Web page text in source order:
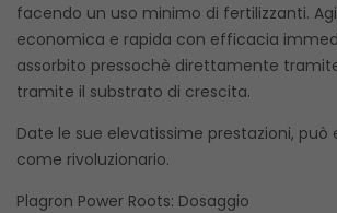
facendo un uso minimo di fertilizzanti.
economica e rapida con efficacia
assorbito pressochè direttamente
tramite il substrato di crescita.
Date le sue elevatissime prestazioni, può
come rivoluzionario.
Plagron Power Roots: Dosaggio